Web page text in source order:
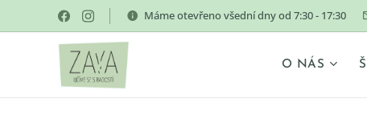
Máme otevřeno všední dny od 7:30 - 17:30
O NÁS